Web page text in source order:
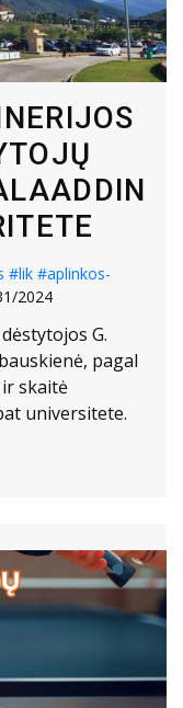
#lik #aplinkos-
2024
G.
pagal
skaitė
universitete.